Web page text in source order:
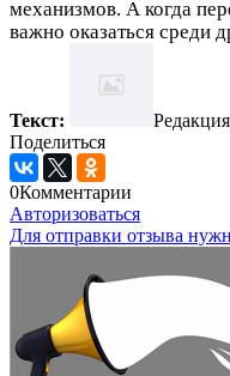
механизмов. А когда
важно оказаться среди
Текст:
Редакция
Поделиться
0Комментарии
Авторизоваться
Для отправки отзыва